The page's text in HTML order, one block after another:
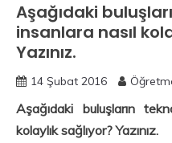
Aşağıdaki
insanlara nasıl
Yazınız.
14 Şubat 2016
Aşağıdaki buluşların
kolaylık sağlıyor?Yazınız.